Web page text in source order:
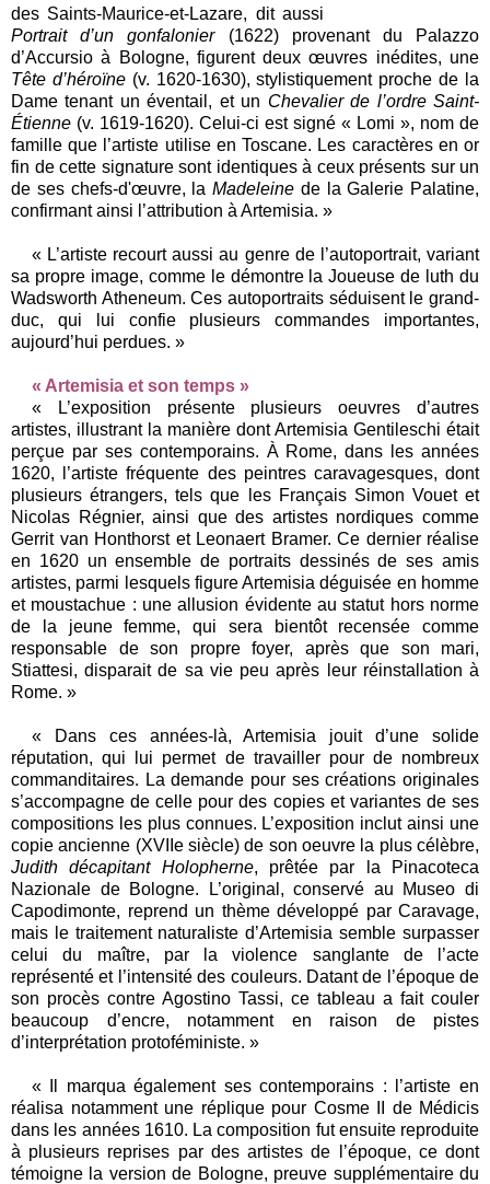
des Saints-Maurice-et-Lazare, dit aussi
Portrait d’un gonfalonier(1622) provenant du Palazzo
d’Accursio à Bologne, figurent deux œuvres inédites, une
Tête d’héroïne(v. 1620-1630), stylistiquement proche de la
Dame tenant un éventail, et un Chevalier de l’ordre Saint-
Étienne (v. 1619-1620). Celui-ci est signé « Lomi », nom de
famille que l’artiste utilise en Toscane. Les caractères en or
fin de cette signature sont identiques à ceux présents sur un
de ses chefs-d'œuvre, la Madeleine de la Galerie Palatine,
confirmant ainsi l’attribution à Artemisia. »
« L’artiste recourt aussi au genre de l’autoportrait, variant
sa propre image, comme le démontre la Joueuse de luth du
Wadsworth Atheneum. Ces autoportraits séduisent le grand-
duc, qui lui confie plusieurs commandes importantes,
aujourd’hui perdues. »
« Artemisia et son temps »
« L’exposition présente plusieurs oeuvres d’autres
artistes, illustrant la manière dont Artemisia Gentileschi était
perçue par ses contemporains. À Rome, dans les années
1620, l’artiste fréquente des peintres caravagesques, dont
plusieurs étrangers, tels que les Français Simon Vouet et
Nicolas Régnier, ainsi que des artistes nordiques comme
Gerrit van Honthorst et Leonaert Bramer. Ce dernier réalise
en 1620 un ensemble de portraits dessinés de ses amis
artistes, parmi lesquels figure Artemisia déguisée en homme
et moustachue : une allusion évidente au statut hors norme
de la jeune femme, qui sera bientôt recensée comme
responsable de son propre foyer, après que son mari,
Stiattesi, disparait de sa vie peu après leur réinstallation à
Rome. »
« Dans ces années-là, Artemisia jouit d’une solide
réputation, qui lui permet de travailler pour de nombreux
commanditaires. La demande pour ses créations originales
s’accompagne de celle pour des copies et variantes de ses
compositions les plus connues. L’exposition inclut ainsi une
copie ancienne (XVIIe siècle) de son oeuvre la plus célèbre,
Judith décapitant Holopherne, prêtée par la Pinacoteca
Nazionale de Bologne. L’original, conservé au Museo di
Capodimonte, reprend un thème développé par Caravage,
mais le traitement naturaliste d’Artemisia semble surpasser
celui du maître, par la violence sanglante de l’acte
représenté et l’intensité des couleurs. Datant de l’époque de
son procès contre Agostino Tassi, ce tableau a fait couler
beaucoup d’encre, notamment en raison de pistes
d’interprétation protoféministe. »
« Il marqua également ses contemporains : l’artiste en
réalisa notamment une réplique pour Cosme II de Médicis
dans les années 1610. La composition fut ensuite reproduite
à plusieurs reprises par des artistes de l’époque, ce dont
témoigne la version de Bologne, preuve supplémentaire du